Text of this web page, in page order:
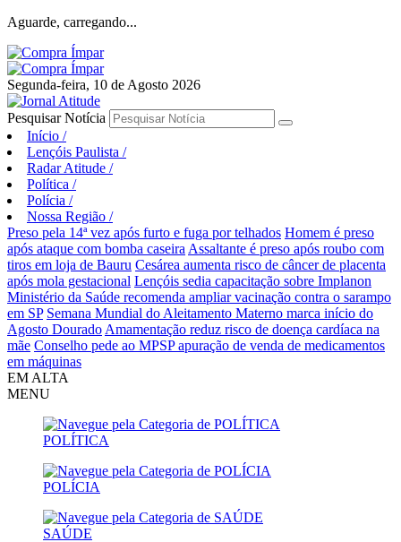
Aguarde, carregando...
Segunda-feira, 10 de Agosto 2026
Pesquisar Notícia
Início /
Lençóis Paulista /
Radar Atitude /
Política /
Polícia /
Nossa Região /
Preso pela 14ª vez após furto e fuga por telhados Homem é preso
após ataque com bomba caseira Assaltante é preso após roubo com
tiros em loja de Bauru Cesárea aumenta risco de câncer de placenta
após mola gestacional Lençóis sedia capacitação sobre Implanon
Ministério da Saúde recomenda ampliar vacinação contra o sarampo
em SP Semana Mundial do Aleitamento Materno marca início do
Agosto Dourado Amamentação reduz risco de doença cardíaca na
mãe Conselho pede ao MPSP apuração de venda de medicamentos
em máquinas
EM ALTA
MENU
POLÍTICA
POLÍCIA
SAÚDE